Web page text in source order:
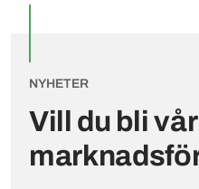
Vill du bli
NYHETER